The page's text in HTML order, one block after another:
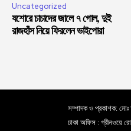
Uncategorized
যশোরে চাচাদের জালে ৭ গোল, দুই
রাজহাঁস নিয়ে ফিরলেন ভাইপোরা
সম্পাদক ও প্রকাশক: মোঃ
ঢাকা অফিস : গ্রীনওয়ে